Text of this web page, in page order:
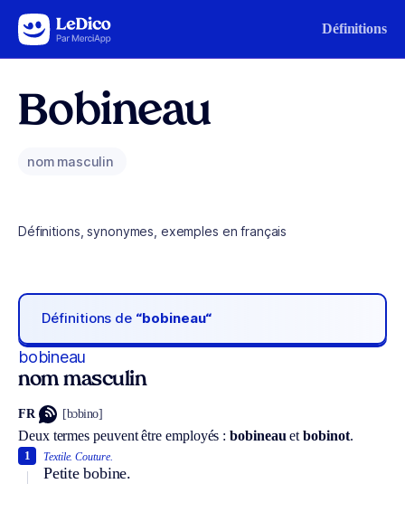
Aller au contenu Définitions
Bobineau
nom masculin
Définitions, synonymes, exemples en français
Définitions de “bobineau“
bobineau
nom masculin
FR [bɔbino]
Deux termes peuvent être employés :bobineau etbobinot.
Textile. Couture.
Petite bobine.
1